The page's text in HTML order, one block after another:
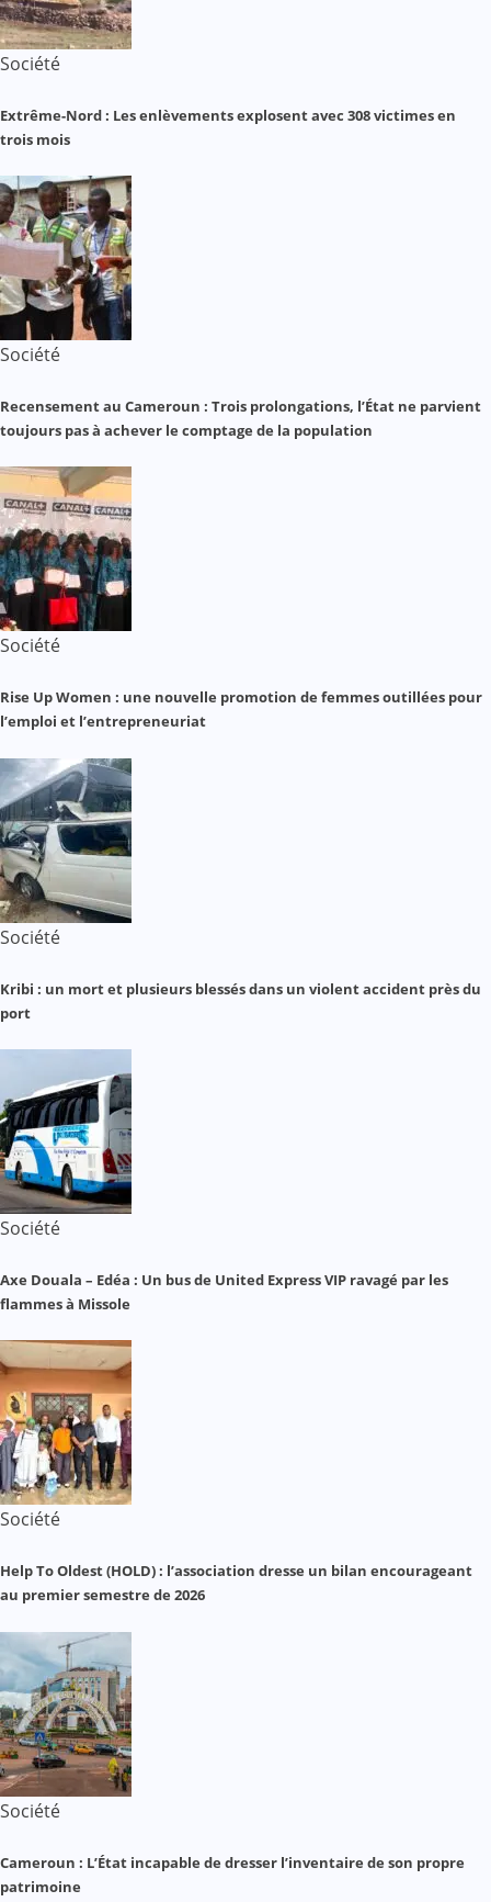
Société
Extrême-Nord : Les enlèvements explosent avec 308 victimes en
trois mois
Société
Recensement au Cameroun : Trois prolongations, l’État ne parvient
toujours pas à achever le comptage de la population
Société
Rise Up Women : une nouvelle promotion de femmes outillées pour
l’emploi et l’entrepreneuriat
Société
Kribi : un mort et plusieurs blessés dans un violent accident près du
port
Société
Axe Douala – Edéa : Un bus de United Express VIP ravagé par les
flammes à Missole
Société
Help To Oldest (HOLD) : l’association dresse un bilan encourageant
au premier semestre de 2026
Société
Cameroun : L’État incapable de dresser l’inventaire de son propre
patrimoine